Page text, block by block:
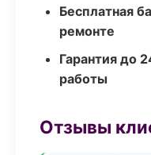
Бесплатная
ремонте
Гарантия до
работы
Отзывы